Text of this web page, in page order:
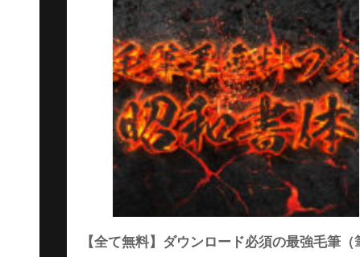
【全て無料】ダウンロード必須の最強毛筆（